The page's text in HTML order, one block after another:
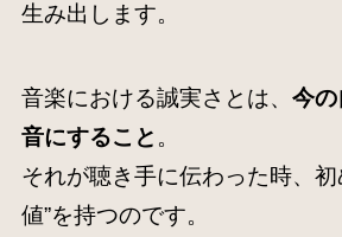
生み出します。
音楽における誠実さとは、 今の
音にすること 。
それが聴き手に伝わった時、初
値”を持つのです。